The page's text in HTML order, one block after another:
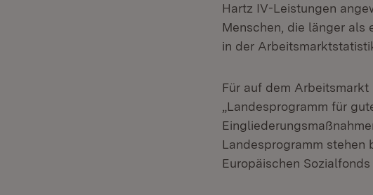
Hartz IV-Leistungen
Menschen, die länger als
in der
Für auf dem
„Landesprogramm für
Landesprogramm stehen
Europäischen